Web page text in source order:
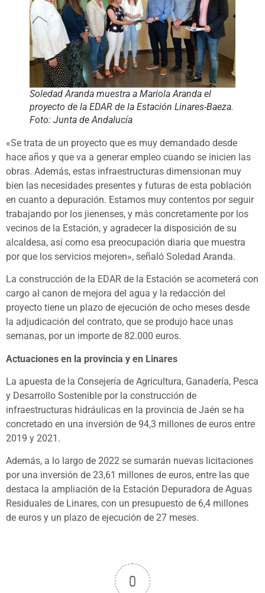
Soledad Aranda muestra a Mariola Aranda el
proyecto de la EDAR de la Estación Linares-Baeza.
Foto: Junta de Andalucía
«Se trata de un proyecto que es muy demandado desde
hace años y que va a generar empleo cuando se inicien las
obras. Además, estas infraestructuras dimensionan muy
bien las necesidades presentes y futuras de esta población
en cuanto a depuración. Estamos muy contentos por seguir
trabajando por los jienenses, y más concretamente por los
vecinos de la Estación, y agradecer la disposición de su
alcaldesa, así como esa preocupación diaria que muestra
por que los servicios mejoren», señaló Soledad Aranda.
La construcción de la EDAR de la Estación se acometerá con
cargo al canon de mejora del agua y la redacción del
proyecto tiene un plazo de ejecución de ocho meses desde
la adjudicación del contrato, que se produjo hace unas
semanas, por un importe de 82.000 euros.
Actuaciones en la provincia y en Linares
La apuesta de la Consejería de Agricultura, Ganadería, Pesca
y Desarrollo Sostenible por la construcción de
infraestructuras hidráulicas en la provincia de Jaén se ha
concretado en una inversión de 94,3 millones de euros entre
2019 y 2021.
Además, a lo largo de 2022 se sumarán nuevas licitaciones
por una inversión de 23,61 millones de euros, entre las que
destaca la ampliación de la Estación Depuradora de Aguas
Residuales de Linares, con un presupuesto de 6,4 millones
de euros y un plazo de ejecución de 27 meses.
0